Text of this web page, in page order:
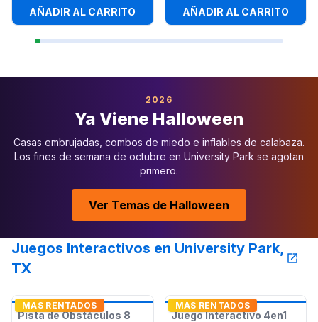
AÑADIR AL CARRITO AÑADIR AL CARRITO
2026
Ya Viene Halloween
Casas embrujadas, combos de miedo e inflables de calabaza.
Los fines de semana de octubre en University Park se agotan
primero.
Ver Temas de Halloween
Juegos Interactivos en University Park,
TX
MAS RENTADOS
Pista de Obstáculos 8
MAS RENTADOS
Juego Interactivo 4en1